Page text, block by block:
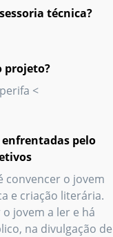
técnica?
projeto?
<
pelo
convencer o jovem
e criação literária.
jovem a ler e há
na divulgação de